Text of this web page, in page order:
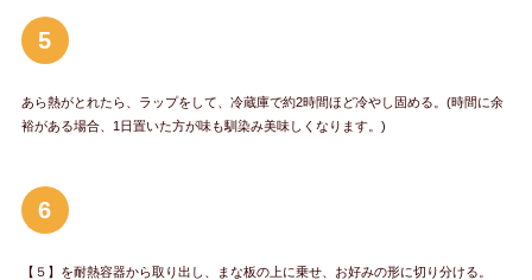
5
あら熱がとれたら、ラップをして、冷蔵庫で約2時間ほど冷やし固める。(時間に余
裕がある場合、1日置いた方が味も馴染み美味しくなります。)
6
【５】を耐熱容器から取り出し、まな板の上に乗せ、お好みの形に切り分ける。